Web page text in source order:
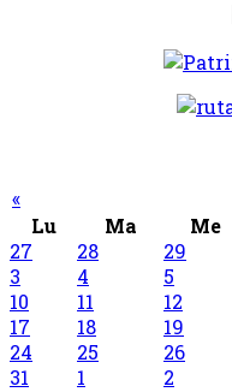
«
Lu
Ma Me
27
28 29
3
4 5
10
11 12
17
18 19
24
25 26
31
1 2